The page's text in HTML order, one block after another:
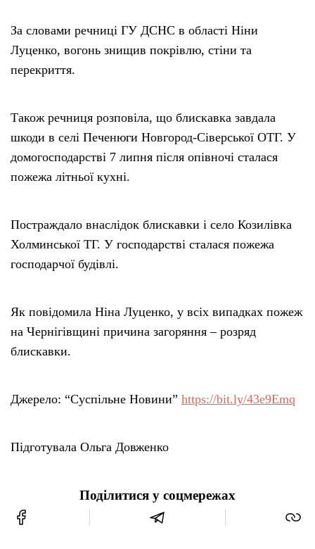
За словами речниці ГУ ДСНС в області Ніни
Луценко, вогонь знищив покрівлю, стіни та
перекриття.
Також речниця розповіла, що блискавка завдала
шкоди в селі Печенюги Новгород-Сіверської ОТГ. У
домогосподарстві 7 липня після опівночі сталася
пожежа літньої кухні.
Постраждало внаслідок блискавки і село Козилівка
Холминської ТГ. У господарстві сталася пожежа
господарчої будівлі.
Як повідомила Ніна Луценко, у всіх випадках пожеж
на Чернігівщині причина загоряння – розряд
блискавки.
Джерело: “Суспільне Новини” https://bit.ly/43e9Emq
Підготувала Ольга Довженко
Поділитися у соцмережах